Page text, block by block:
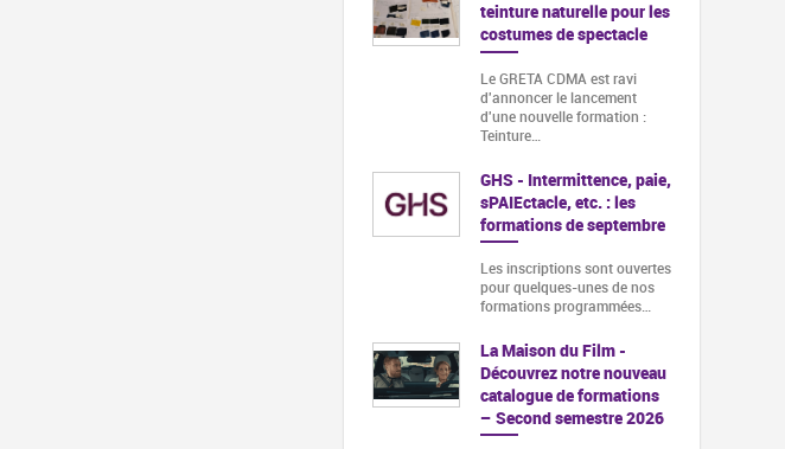
teinture naturelle pour les
costumes de spectacle
Le GRETA CDMA est ravi
d'annoncer le lancement
d'une nouvelle formation :
Teinture…
GHS - Intermittence, paie,
sPAIEctacle, etc. : les
formations de septembre
Les inscriptions sont ouvertes
pour quelques-unes de nos
formations programmées…
La Maison du Film -
Découvrez notre nouveau
catalogue de formations
– Second semestre 2026